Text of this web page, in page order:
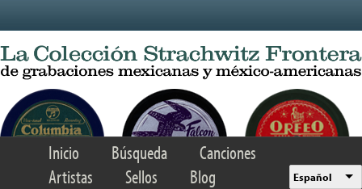
Inicio Búsqueda
Canciones
Artistas
Sellos Blog Español